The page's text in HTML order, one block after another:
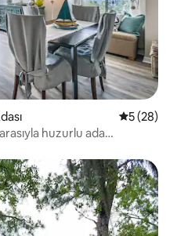
55 (28)
huzurlu ada
arasında